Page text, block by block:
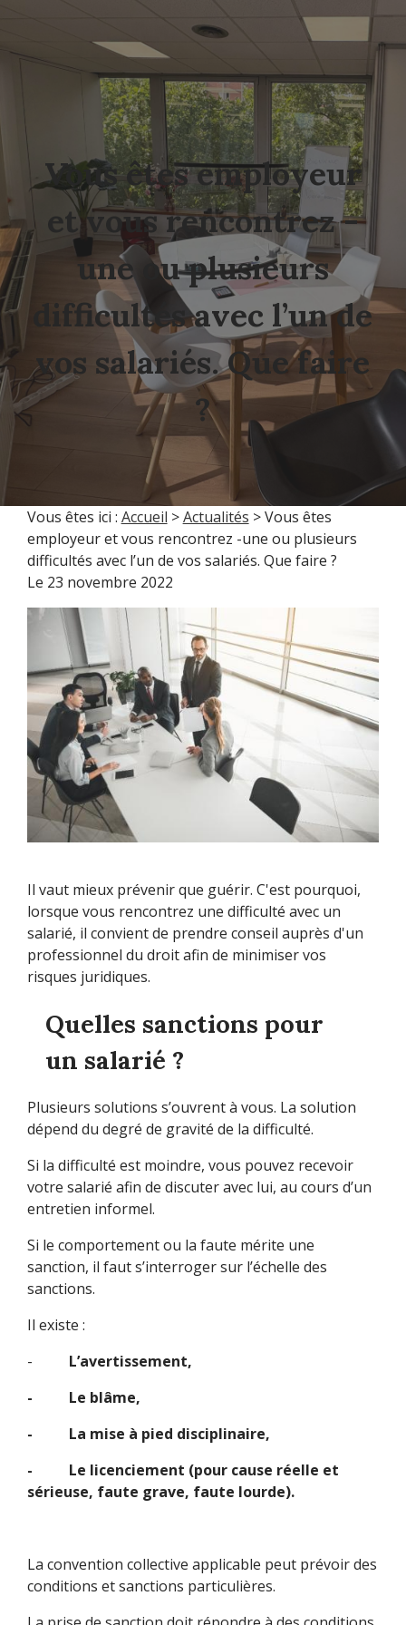
Vous êtes employeur
et vous rencontrez -
une ou plusieurs
difficultés avec l’un de
vos salariés. Que faire
?
Vous êtes ici : Accueil >Actualités > Vous êtes
employeur et vous rencontrez -une ou plusieurs
difficultés avec l’un de vos salariés. Que faire ?
Le 23 novembre 2022
Il vaut mieux prévenir que guérir. C'est pourquoi,
lorsque vous rencontrez une difficulté avec un
salarié, il convient de prendre conseil auprès d'un
professionnel du droit afin de minimiser vos
risques juridiques.
Quelles sanctions pour
un salarié ?
Plusieurs solutions s’ouvrent à vous. La solution
dépend du degré de gravité de la difficulté.
Si la difficulté est moindre, vous pouvez recevoir
votre salarié afin de discuter avec lui, au cours d’un
entretien informel.
Si le comportement ou la faute mérite une
sanction, il faut s’interroger sur l’échelle des
sanctions.
Il existe :
-
L’avertissement,
- Le blâme,
- La mise à pied disciplinaire,
- Le licenciement (pour cause réelle et
sérieuse, faute grave, faute lourde).
La convention collective applicable peut prévoir des
conditions et sanctions particulières.